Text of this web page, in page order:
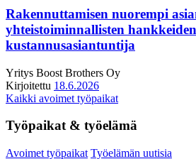
Rakennuttamisen nuorempi
yhteistoiminnallisten
kustannusasiantuntija
Yritys Boost Brothers Oy
Kirjoitettu 18.6.2026
Kaikki avoimet työpaikat
Työpaikat & työelämä
Avoimet työpaikat Työelämän uutisia